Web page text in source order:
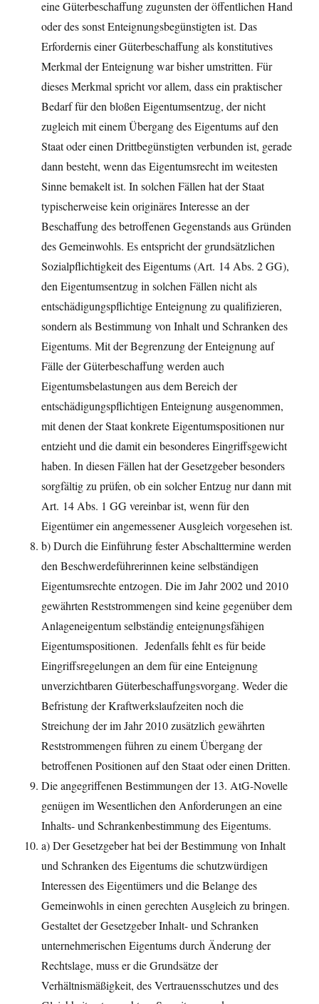
eine Güterbeschaffung zugunsten der öffentlichen Hand
oder des sonst Enteignungsbegünstigten ist. Das
Erfordernis einer Güterbeschaffung als konstitutives
Merkmal der Enteignung war bisher umstritten. Für
dieses Merkmal spricht vor allem, dass ein praktischer
Bedarf für den bloßen Eigentumsentzug, der nicht
zugleich mit einem Übergang des Eigentums auf den
Staat oder einen Drittbegünstigten verbunden ist, gerade
dann besteht, wenn das Eigentumsrecht im weitesten
Sinne bemakelt ist. In solchen Fällen hat der Staat
typischerweise kein originäres Interesse an der
Beschaffung des betroffenen Gegenstands aus Gründen
des Gemeinwohls. Es entspricht der grundsätzlichen
Sozialpflichtigkeit des Eigentums (Art. 14 Abs. 2 GG),
den Eigentumsentzug in solchen Fällen nicht als
entschädigungspflichtige Enteignung zu qualifizieren,
sondern als Bestimmung von Inhalt und Schranken des
Eigentums. Mit der Begrenzung der Enteignung auf
Fälle der Güterbeschaffung werden auch
Eigentumsbelastungen aus dem Bereich der
entschädigungspflichtigen Enteignung ausgenommen,
mit denen der Staat konkrete Eigentumspositionen nur
entzieht und die damit ein besonderes Eingriffsgewicht
haben. In diesen Fällen hat der Gesetzgeber besonders
sorgfältig zu prüfen, ob ein solcher Entzug nur dann mit
Art. 14 Abs. 1 GG vereinbar ist, wenn für den
Eigentümer ein angemessener Ausgleich vorgesehen ist.
b) Durch die Einführung fester Abschalttermine werden
den Beschwerdeführerinnen keine selbständigen
Eigentumsrechte entzogen. Die im Jahr 2002 und 2010
gewährten Reststrommengen sind keine gegenüber dem
Anlageneigentum selbständig enteignungsfähigen
Eigentumspositionen. Jedenfalls fehlt es für beide
Eingriffsregelungen an dem für eine Enteignung
unverzichtbaren Güterbeschaffungsvorgang. Weder die
Befristung der Kraftwerkslaufzeiten noch die
Streichung der im Jahr 2010 zusätzlich gewährten
Reststrommengen führen zu einem Übergang der
betroffenen Positionen auf den Staat oder einen Dritten.
Die angegriffenen Bestimmungen der 13. AtG-Novelle
genügen im Wesentlichen den Anforderungen an eine
Inhalts- und Schrankenbestimmung des Eigentums.
a) Der Gesetzgeber hat bei der Bestimmung von Inhalt
und Schranken des Eigentums die schutzwürdigen
Interessen des Eigentümers und die Belange des
Gemeinwohls in einen gerechten Ausgleich zu bringen.
Gestaltet der Gesetzgeber Inhalt- und Schranken
unternehmerischen Eigentums durch Änderung der
Rechtslage, muss er die Grundsätze der
Verhältnismäßigkeit, des Vertrauensschutzes und des